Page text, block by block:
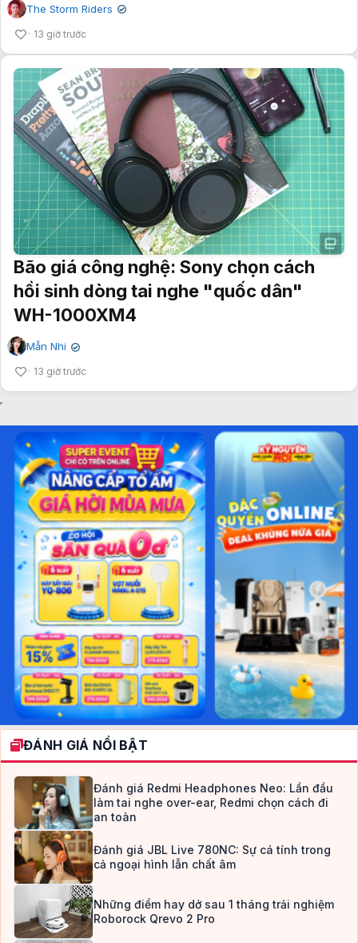
The Storm Riders ✔
13 giờ trước
Bão giá công nghệ: Sony chọn cách
hồi sinh dòng tai nghe "quốc dân"
WH-1000XM4
Mẫn Nhi ✔
13 giờ trước
ĐÁNH GIÁ NỔI BẬT
Đánh giá Redmi Headphones Neo: Lần đầu
làm tai nghe over-ear, Redmi chọn cách đi
an toàn
Đánh giá JBL Live 780NC: Sự cá tính trong
cả ngoại hình lẫn chất âm
Những điểm hay dở sau 1 tháng trải nghiệm
Roborock Qrevo 2 Pro